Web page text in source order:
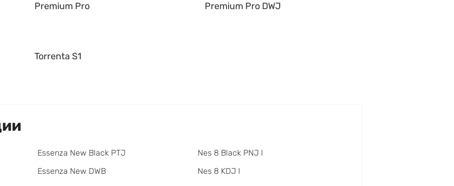
Premium Pro Premium Pro DWJ
Torrenta S1
Essenza New Black PTJ
Essenza New DWB
Nes 8 Black PNJ I
Nes 8 KDJ I